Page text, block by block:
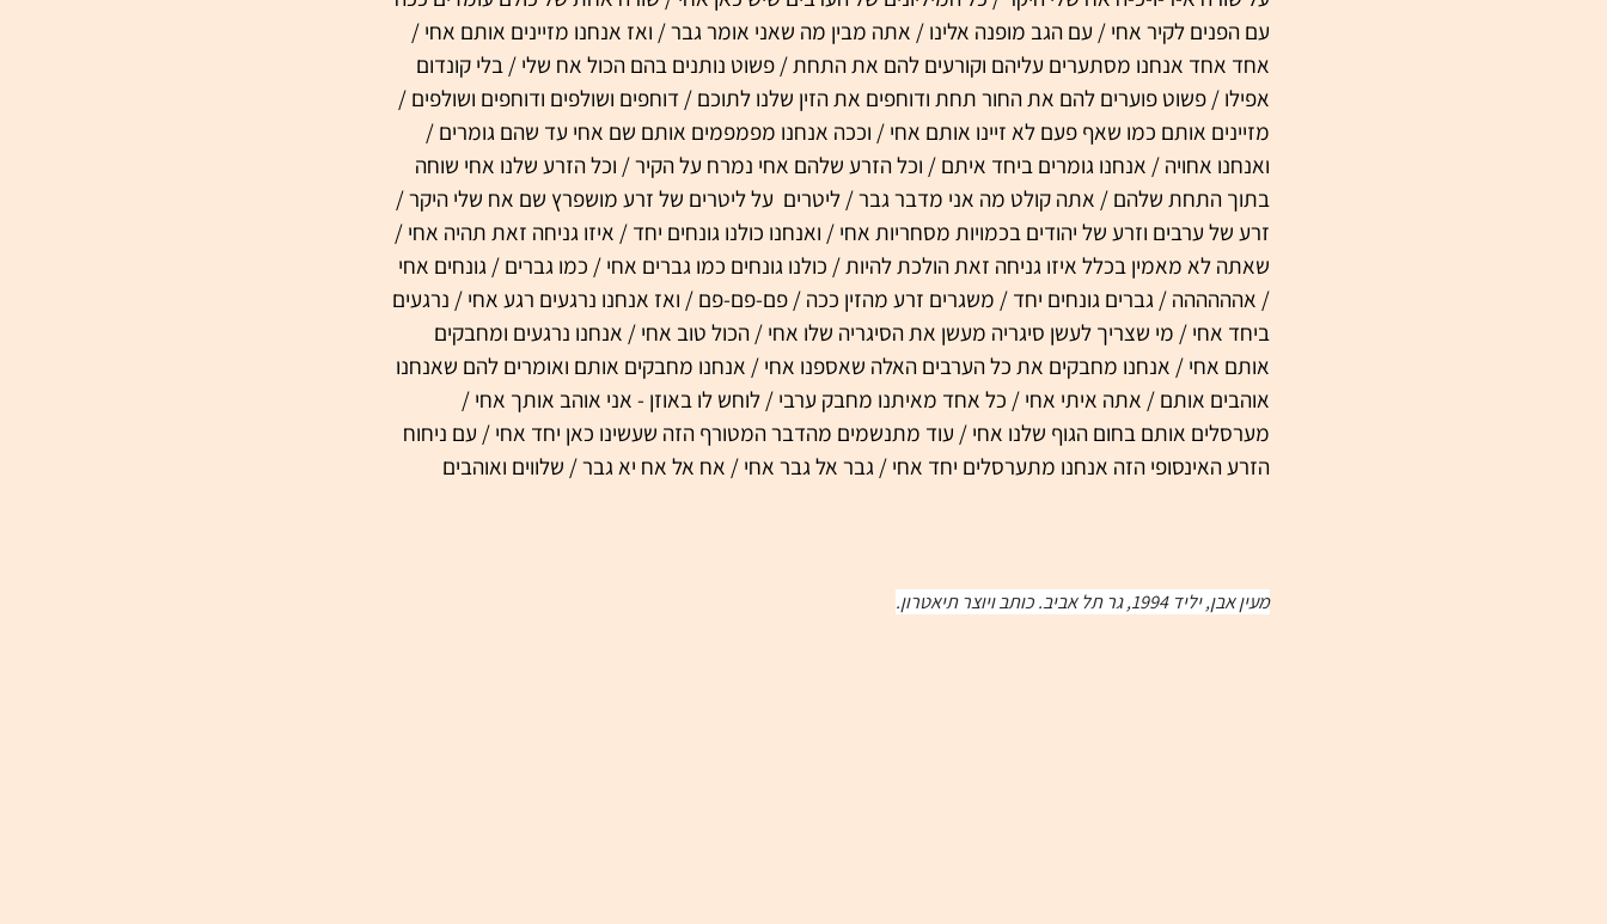
עם הפנים לקיר אחי / עם הגב מופנה אלינו / אתה מבין מה שאני אומר גבר / ואז אנחנו מזיינים אותם אחי /
אחד אחד אנחנו מסתערים עליהם וקורעים להם את התחת / פשוט נותנים בהם הכול אח שלי / בלי קונדום
אפילו / פשוט פוערים להם את החור תחת ודוחפים את הזין שלנו לתוכם / דוחפים ושולפים ודוחפים ושולפים /
מזיינים אותם כמו שאף פעם לא זיינו אותם אחי / וככה אנחנו מפמפמים אותם שם אחי עד שהם גומרים /
ואנחנו אחויה / אנחנו גומרים ביחד איתם / וכל הזרע שלהם אחי נמרח על הקיר / וכל הזרע שלנו אחי שוחה
בתוך התחת שלהם / אתה קולט מה אני מדבר גבר / ליטרים  על ליטרים של זרע מושפרץ שם אח שלי היקר /
זרע של ערבים וזרע של יהודים בכמויות מסחריות אחי / ואנחנו כולנו גונחים יחד / איזו גניחה זאת תהיה אחי /
שאתה לא מאמין בכלל איזו גניחה זאת הולכת להיות / כולנו גונחים כמו גברים אחי / כמו גברים / גונחים אחי
/ אהההההה / גברים גונחים יחד / משגרים זרע מהזין ככה / פם-פם-פם / ואז אנחנו נרגעים רגע אחי / נרגעים
ביחד אחי / מי שצריך לעשן סיגריה מעשן את הסיגריה שלו אחי / הכול טוב אחי / אנחנו נרגעים ומחבקים
אותם אחי / אנחנו מחבקים את כל הערבים האלה שאספנו אחי / אנחנו מחבקים אותם ואומרים להם שאנחנו
אוהבים אותם / אתה איתי אחי / כל אחד מאיתנו מחבק ערבי / לוחש לו באוזן - אני אוהב אותך אחי /
מערסלים אותם בחום הגוף שלנו אחי / עוד מתנשמים מהדבר המטורף הזה שעשינו כאן יחד אחי / עם ניחוח
הזרע האינסופי הזה אנחנו מתערסלים יחד אחי / גבר אל גבר אחי / אח אל אח יא גבר / שלווים ואוהבים
מעין אבן, יליד 1994, גר תל אביב. כותב ויוצר תיאטרון.